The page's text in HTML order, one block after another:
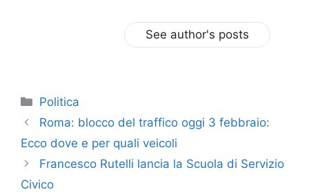
See author's posts
Categorie
Politica
Roma: blocco del traffico oggi 3 febbraio:
Ecco dove e per quali veicoli
Francesco Rutelli lancia la Scuola di Servizio
Civico